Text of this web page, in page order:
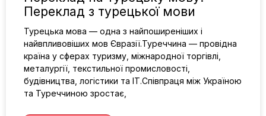
Переклад з турецької мови
Турецька мова — одна з найпоширеніших і
найвпливовіших мов Євразії.Туреччина — провідна
країна у сферах туризму, міжнародної торгівлі,
металургії, текстильної промисловості,
будівництва, логістики та IT.Співпраця між Україною
та Туреччиною зростає,